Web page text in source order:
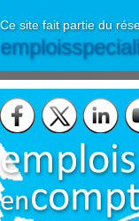
Ce site fait partie du